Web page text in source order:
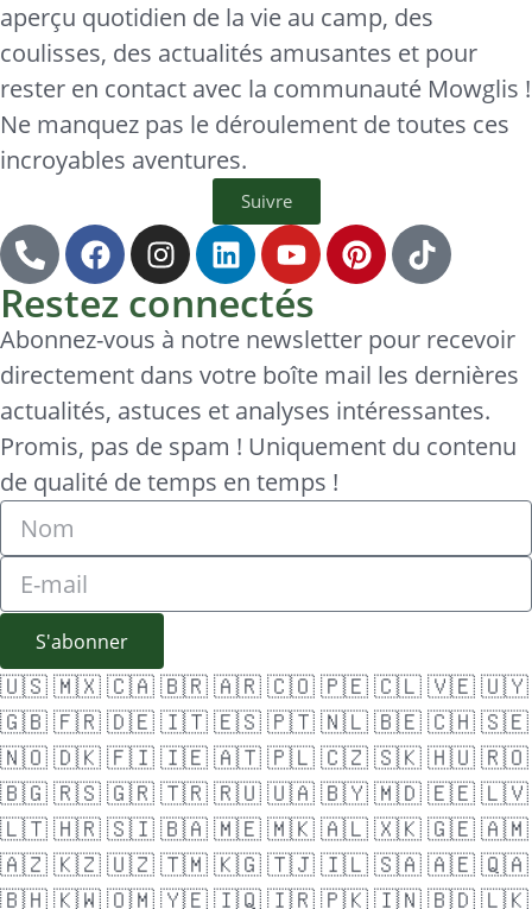
aperçu quotidien de la vie au camp, des
coulisses, des actualités amusantes et pour
rester en contact avec la communauté Mowglis !
Ne manquez pas le déroulement de toutes ces
incroyables aventures.
Suivre
Restez connectés
Abonnez-vous à notre newsletter pour recevoir
directement dans votre boîte mail les dernières
actualités, astuces et analyses intéressantes.
Promis, pas de spam ! Uniquement du contenu
de qualité de temps en temps !
S'abonner
🇺🇸🇲🇽🇨🇦🇧🇷🇦🇷🇨🇴🇵🇪🇨🇱🇻🇪🇺🇾
🇬🇧🇫🇷🇩🇪🇮🇹🇪🇸🇵🇹🇳🇱🇧🇪🇨🇭🇸🇪
🇳🇴🇩🇰🇫🇮🇮🇪🇦🇹🇵🇱🇨🇿🇸🇰🇭🇺🇷🇴
🇧🇬🇷🇸🇬🇷🇹🇷🇷🇺🇺🇦🇧🇾🇲🇩🇪🇪🇱🇻
🇱🇹🇭🇷🇸🇮🇧🇦🇲🇪🇲🇰🇦🇱🇽🇰🇬🇪🇦🇲
🇦🇿🇰🇿🇺🇿🇹🇲🇰🇬🇹🇯🇮🇱🇸🇦🇦🇪🇶🇦
🇧🇭🇰🇼🇴🇲🇾🇪🇮🇶🇮🇷🇵🇰🇮🇳🇧🇩🇱🇰